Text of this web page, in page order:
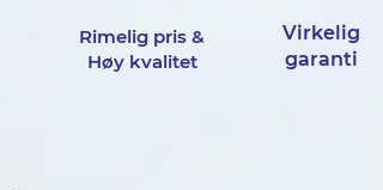
Rimelig pris &
Høy kvalitet
Virkelig
garanti